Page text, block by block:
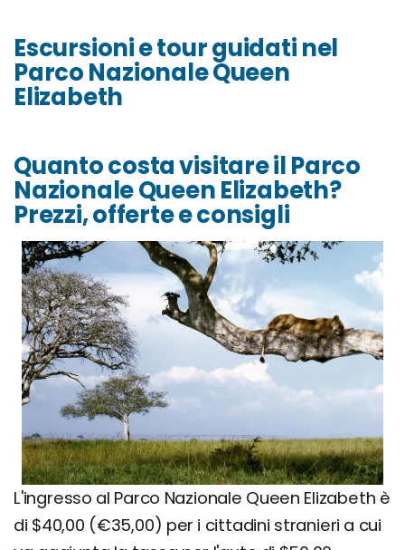
Escursioni e tour guidati nel
Parco Nazionale Queen
Elizabeth
Quanto costa visitare il Parco
Nazionale Queen Elizabeth?
Prezzi, offerte e consigli
L'ingresso al Parco Nazionale Queen Elizabeth è
di $40,00 (€35,00) per i cittadini stranieri a cui